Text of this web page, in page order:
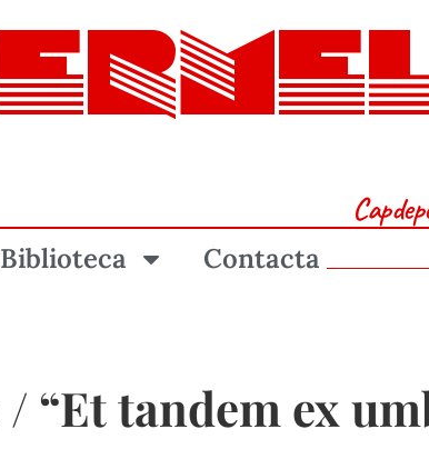
Biblioteca Contacta
“Et tandem ex